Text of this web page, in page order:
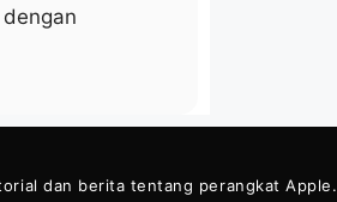
dan berita tentang perangkat Apple.